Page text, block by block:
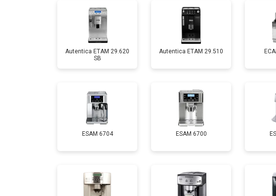
Autentica ETAM 29.620
SB
Autentica ETAM 29.510
ESAM 6704 ESAM 6700